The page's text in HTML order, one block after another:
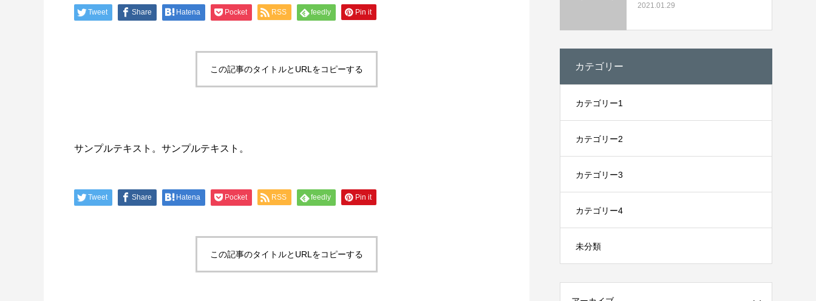
Tweet Share Hatena Pocket RSS feedly Pin it
この記事のタイトルとURLをコピーする
サンプルテキスト。サンプルテキスト。
Tweet Share Hatena Pocket RSS feedly Pin it
この記事のタイトルとURLをコピーする
2021.01.29
カテゴリー
カテゴリー1
カテゴリー2
カテゴリー3
カテゴリー4
未分類